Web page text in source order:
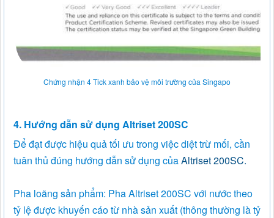
Chứng nhận 4 Tick xanh bảo vệ môi trường của Singapo
4. Hướng dẫn sử dụng Altriset 200SC
Để đạt được hiệu quả tối ưu trong việc diệt trừ mối, cần
tuân thủ đúng hướng dẫn sử dụng củaAltriset 200SC.
Pha loãng sản phẩm: Pha Altriset 200SC với nước theo
tỷ lệ được khuyến cáo từ nhà sản xuất (thông thường là tỷ